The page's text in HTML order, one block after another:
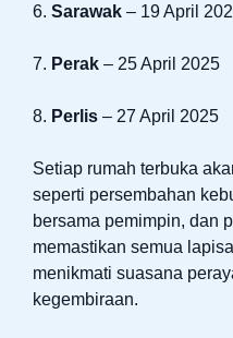
6. Sarawak – 19 April
7. Perak – 25 April 2025
8. Perlis – 27 April 2025
Setiap rumah terbuka
seperti persembahan
bersama pemimpin, dan
memastikan semua
menikmati suasana
kegembiraan.